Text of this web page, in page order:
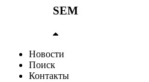
SEM
Новости
Поиск
Контакты